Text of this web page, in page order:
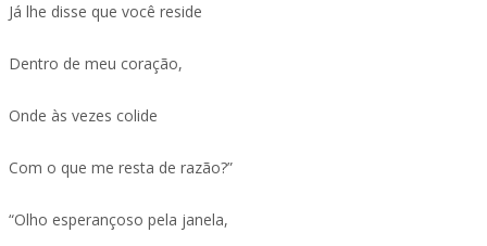
Já lhe disse que você reside
Dentro de meu coração,
Onde às vezes colide
Com o que me resta de razão?”
“Olho esperançoso pela janela,